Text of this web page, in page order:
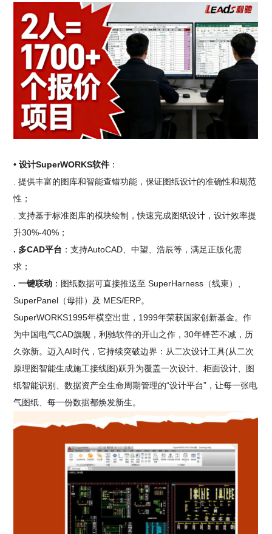
• 设计SuperWORKS软件 ：
. 提供丰富的图库和智能查错功能，保证图纸设计的准确性和规范
性；
. 支持基于标准图库的模块绘制，快速完成图纸设计，设计效率提
升30%-40%；
. 多CAD平台 ：支持AutoCAD、中望、浩辰等，满足正版化需
求；
. 一键联动 ：图纸数据可直接推送至 SuperHarness（线束）、
SuperPanel（母排）及 MES/ERP。
SuperWORKS1995年横空出世，1999年荣获国家创新基金。作
为中国电气CAD旗舰，利驰软件的开山之作，30年锋芒不减，历
久弥新。迈入AI时代，它持续突破边界：从二次设计工具(从二次
原理图智能生成施工接线图)跃升为覆盖一次设计、柜面设计、图
纸智能识别、数据资产全生命周期管理的“设计平台”，让每一张电
气图纸、每一份数据都焕发新生。